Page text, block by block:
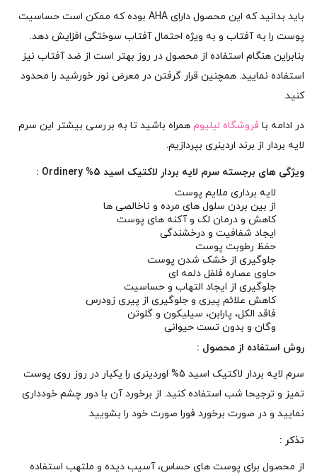
باید بدانید که این محصول دارای AHA بوده که ممکن است حساسیت
پوست را به آفتاب و به ویژه احتمال آفتاب سوختگی افزایش دهد.
بنابراین هنگام استفاده از محصول در روز بهتر است از ضد آفتاب نیز
استفاده نمایید. همچنین قرار گرفتن در معرض نور خورشید را محدود
کنید.
در ادامه با فروشگاه لیلیوم همراه باشید تا به بررسی بیشتر این سرم
لایه بردار از برند اردینری بپردازیم.
ویژگی های برجسته سرم لایه بردار لاکتیک اسید 5% Ordinery :
لایه برداری ملایم پوست
از بین بردن سلول های مرده و ناخالصی ها
کاهش و درمان لک و آکنه های پوست
ایجاد شفافیت و درخشندگی
حفظ رطوبت پوست
جلوگیری از خشک شدن پوست
حاوی عصاره فلفل دلمه ای
جلوگیری از ایجاد التهاب و حساسیت
کاهش علائم پیری و جلوگیری از پیری زودرس
فاقد الکل، پارابن، سیلیکون و گلوتن
وگان و بدون تست حیوانی
روش استفاده از محصول :
سرم لایه بردار لاکتیک اسید 5% اوردینری را یکبار در روز روی پوست
تمیز و ترجیحا شب استفاده کنید. از برخورد آن با دور چشم خودداری
نمایید و در صورت برخورد فورا صورت خود را بشویید.
تذکر :
از محصول برای پوست های حساس، آسیب دیده و ملتهب استفاده